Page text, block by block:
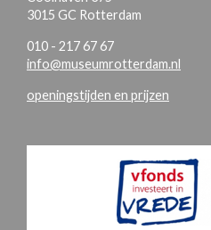
3015 GC Rotterdam
010 - 217 67 67
info@museumrotterdam.nl
openingstijden en prijzen